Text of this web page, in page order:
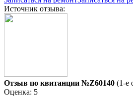
Источник отзыва:
Отзыв по квитанции №Z60140 (1-е
Оценка: 5